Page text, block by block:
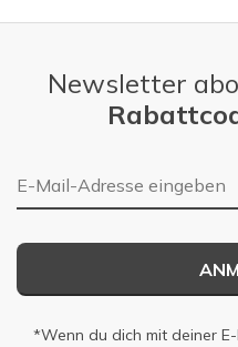
Newsletter
E-Mail-Adresse
*Wenn du dich mit deiner